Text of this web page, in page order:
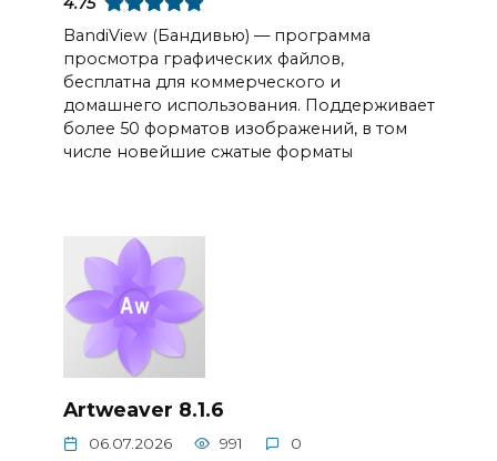
BandiView (Бандивью) — программа
просмотра графических файлов,
бесплатна для коммерческого и
домашнего использования. Поддерживает
более 50 форматов изображений, в том
числе новейшие сжатые форматы
Artweaver 8.1.6
06.07.2026 991 0